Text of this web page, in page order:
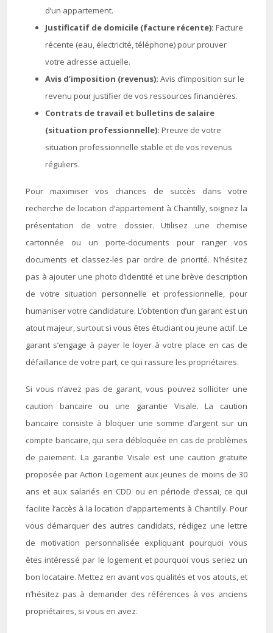
d’un appartement.
Justificatif de domicile (facture récente): Facture
récente (eau, électricité, téléphone) pour prouver
votre adresse actuelle.
Avis d’imposition (revenus): Avis d’imposition sur le
revenu pour justifier de vos ressources financières.
Contrats de travail et bulletins de salaire
(situation professionnelle): Preuve de votre
situation professionnelle stable et de vos revenus
réguliers.
Pour maximiser vos chances de succès dans votre
recherche de location d’appartement à Chantilly, soignez la
présentation de votre dossier. Utilisez une chemise
cartonnée ou un porte-documents pour ranger vos
documents et classez-les par ordre de priorité. N’hésitez
pas à ajouter une photo d’identité et une brève description
de votre situation personnelle et professionnelle, pour
humaniser votre candidature. L’obtention d’un garant est un
atout majeur, surtout si vous êtes étudiant ou jeune actif. Le
garant s’engage à payer le loyer à votre place en cas de
défaillance de votre part, ce qui rassure les propriétaires.
Si vous n’avez pas de garant, vous pouvez solliciter une
caution bancaire ou une garantie Visale. La caution
bancaire consiste à bloquer une somme d’argent sur un
compte bancaire, qui sera débloquée en cas de problèmes
de paiement. La garantie Visale est une caution gratuite
proposée par Action Logement aux jeunes de moins de 30
ans et aux salariés en CDD ou en période d’essai, ce qui
facilite l’accès à la location d’appartements à Chantilly. Pour
vous démarquer des autres candidats, rédigez une lettre
de motivation personnalisée expliquant pourquoi vous
êtes intéressé par le logement et pourquoi vous seriez un
bon locataire. Mettez en avant vos qualités et vos atouts, et
n’hésitez pas à demander des références à vos anciens
propriétaires, si vous en avez.